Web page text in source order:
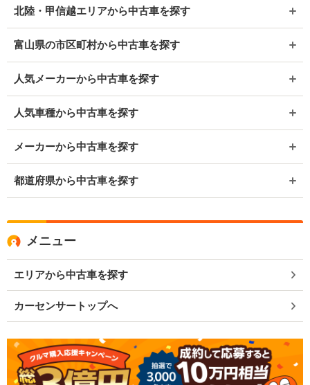
北陸・甲信越エリアから中古車を探す
富山県の市区町村から中古車を探す
人気メーカーから中古車を探す
人気車種から中古車を探す
メーカーから中古車を探す
都道府県から中古車を探す
メニュー
エリアから中古車を探す
カーセンサートップへ